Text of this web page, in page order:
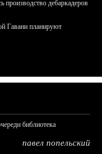
производство дебаркадеров
Гавани планируют
библиотека
павел попельский